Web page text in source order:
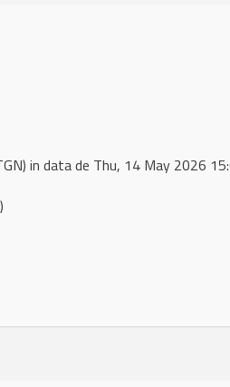
in data de Thu, 14 May 2026